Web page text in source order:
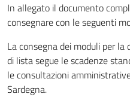
In allegato il documento
consegnare con le seguenti
La consegna dei moduli per
di lista segue le scadenze
le consultazioni
Sardegna.